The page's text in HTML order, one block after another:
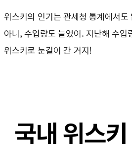
위스키의 인기는 관세청 통계에서
아니, 수입량도 늘었어. 지난해 수
위스키로 눈길이 간 거지!